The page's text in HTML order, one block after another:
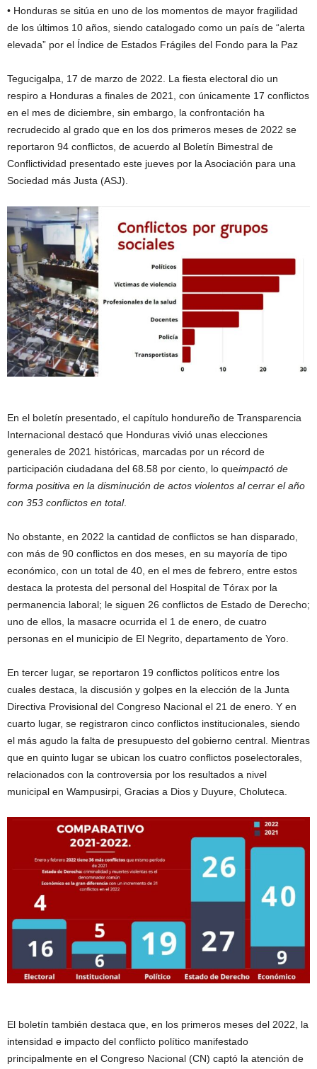
• Honduras se sitúa en uno de los momentos de mayor fragilidad
de los últimos 10 años, siendo catalogado como un país de “alerta
elevada” por el Índice de Estados Frágiles del Fondo para la Paz
Tegucigalpa, 17 de marzo de 2022. La fiesta electoral dio un
respiro a Honduras a finales de 2021, con únicamente 17 conflictos
en el mes de diciembre, sin embargo, la confrontación ha
recrudecido al grado que en los dos primeros meses de 2022 se
reportaron 94 conflictos, de acuerdo al Boletín Bimestral de
Conflictividad presentado este jueves por la Asociación para una
Sociedad más Justa (ASJ).
En el boletín presentado, el capítulo hondureño de Transparencia
Internacional destacó que Honduras vivió unas elecciones
generales de 2021 históricas, marcadas por un récord de
participación ciudadana del 68.58 por ciento, lo queimpactó de
forma positiva en la disminución de actos violentos al cerrar el año
con 353 conflictos en total.
No obstante, en 2022 la cantidad de conflictos se han disparado,
con más de 90 conflictos en dos meses, en su mayoría de tipo
económico, con un total de 40, en el mes de febrero, entre estos
destaca la protesta del personal del Hospital de Tórax por la
permanencia laboral; le siguen 26 conflictos de Estado de Derecho;
uno de ellos, la masacre ocurrida el 1 de enero, de cuatro
personas en el municipio de El Negrito, departamento de Yoro.
En tercer lugar, se reportaron 19 conflictos políticos entre los
cuales destaca, la discusión y golpes en la elección de la Junta
Directiva Provisional del Congreso Nacional el 21 de enero. Y en
cuarto lugar, se registraron cinco conflictos institucionales, siendo
el más agudo la falta de presupuesto del gobierno central. Mientras
que en quinto lugar se ubican los cuatro conflictos poselectorales,
relacionados con la controversia por los resultados a nivel
municipal en Wampusirpi, Gracias a Dios y Duyure, Choluteca.
El boletín también destaca que, en los primeros meses del 2022, la
intensidad e impacto del conflicto político manifestado
principalmente en el Congreso Nacional (CN) captó la atención de